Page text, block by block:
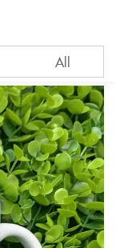
contraseña?